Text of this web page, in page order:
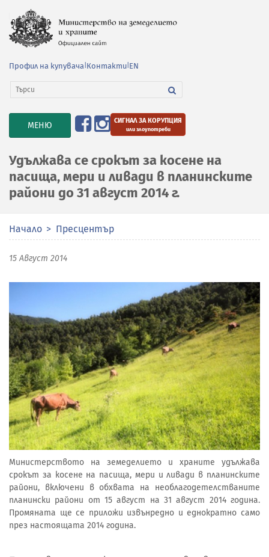
Профил на купувача Контакти EN
TOGGLE
NAVIGATION
МЕНЮ СИГНАЛ ЗА КОРУПЦИЯ
или злоупотреби
Удължава се срокът за косене на
пасища, мери и ливади в планинските
райони до 31 август 2014 г.
Начало Пресцентър
15 Август 2014
Министерството на земеделието и храните удължава
срокът за косене на пасища, мери и ливади в планинските
райони, включени в обхвата на необлагодетелстваните
планински райони от 15 август на 31 август 2014 година.
Промяната ще се приложи извънредно и еднократно само
през настоящата 2014 година.